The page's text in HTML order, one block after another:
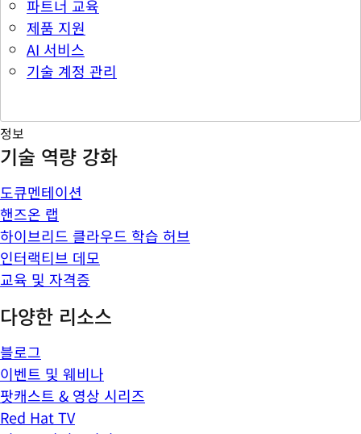
파트너 교육
제품 지원
AI 서비스
기술 계정 관리
정보
기술 역량 강화
도큐멘테이션
핸즈온 랩
하이브리드 클라우드 학습 허브
인터랙티브 데모
교육 및 자격증
다양한 리소스
블로그
이벤트 및 웨비나
팟캐스트 & 영상 시리즈
Red Hat TV